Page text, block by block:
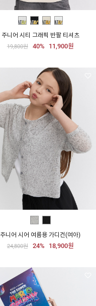
주니어 시티 그래픽 반팔 티셔츠
19,800원 40% 11,900원
주니어 시어 여름용 가디건(여아)
24,800원 24% 18,900원